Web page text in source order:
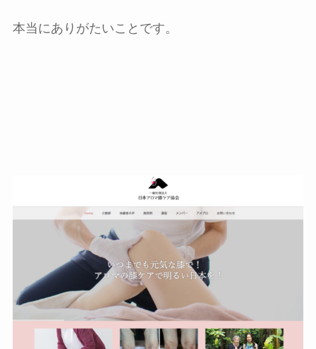
本当にありがたいことです。